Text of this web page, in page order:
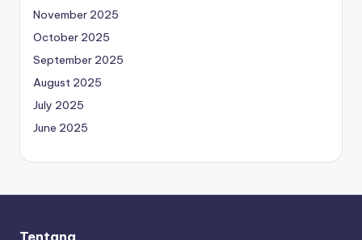
November 2025
October 2025
September 2025
August 2025
July 2025
June 2025
Tentang